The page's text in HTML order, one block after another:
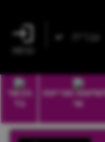
עברית
ואריזות
שי
הכשר
בד